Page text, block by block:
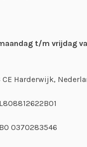
t/m vrijdag
Harderwijk,
0370283546